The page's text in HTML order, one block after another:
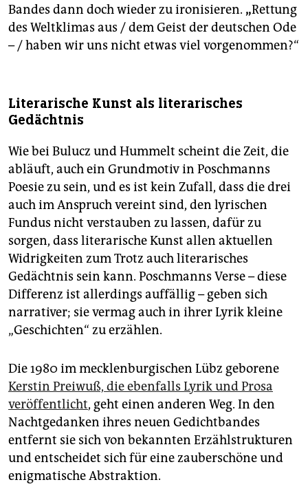
Bandes dann doch wieder zu ironisieren. „Rettung
des Weltklimas aus / dem Geist der deutschen Ode
– / haben wir uns nicht etwas viel vorgenommen?“
Literarische Kunst als literarisches
Gedächtnis
Wie bei Bulucz und Hummelt scheint die Zeit, die
abläuft, auch ein Grundmotiv in Poschmanns
Poesie zu sein, und es ist kein Zufall, dass die drei
auch im Anspruch vereint sind, den lyrischen
Fundus nicht verstauben zu lassen, dafür zu
sorgen, dass literarische Kunst allen aktuellen
Widrigkeiten zum Trotz auch literarisches
Gedächtnis sein kann. Poschmanns Verse – diese
Differenz ist allerdings auffällig – geben sich
narrativer; sie vermag auch in ihrer Lyrik kleine
„Geschichten“ zu erzählen.
Die 1980 im mecklenburgischen Lübz geborene
Kerstin Preiwuß, die ebenfalls Lyrik und Prosa
veröffentlicht, geht einen anderen Weg. In den
Nachtgedanken ihres neuen Gedichtbandes
entfernt sie sich von bekannten Erzählstrukturen
und entscheidet sich für eine zauberschöne und
enigmatische Abstraktion.